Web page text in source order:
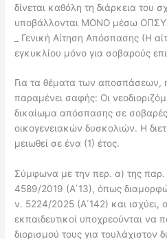
δίνεται καθόλη τη διάρκεια του
υποβάλλονται ΜΟΝΟ μέσω ΟΠΣΥΔ
_ Γενική Αίτηση Απόσπασης (Η
εγκυκλίου μόνο για σοβαρούς
Για τα θέματα των αποσπάσεων,
παραμένει σαφής: Οι
δικαίωμα απόσπασης σε σοβαρές
οικογενειακών δυσκολιών. Η
μειωθεί σε ένα (1) έτος.
Σύμφωνα με την περ. α) της παρ.
4589/2019 (Α΄13), όπως
ν. 5224/2025 (Α΄142) και ισχύει,
εκπαιδευτικοί υποχρεούνται να
διορισμού τους για τουλάχιστον